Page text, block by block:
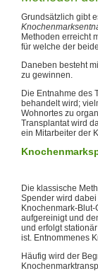
Grundsätzlich gibt
Methoden erreicht
für welche der
Daneben besteht
zu gewinnen.
Die Entnahme des
behandelt wird;
Wohnortes zu
Transplantat wird
ein Mitarbeiter der
Die klassische
Spender wird
Knochenmark-
aufgereinigt und
und erfolgt
ist. Entnommenes
Häufig wird der